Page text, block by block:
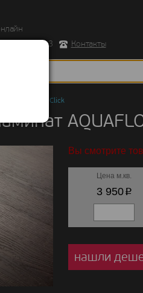
д.43 корпус 3
Контакты
RealWood Click
Вы смотрите
Цена м.кв.
3 950p
нашли